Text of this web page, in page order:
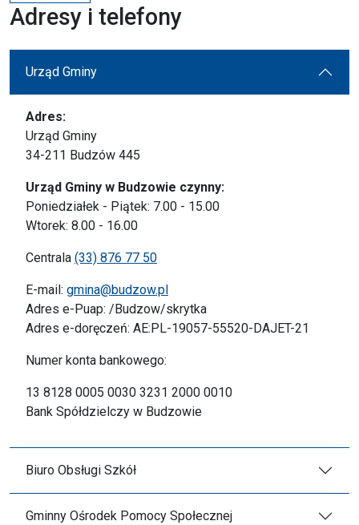
Adresy i telefony
Urząd Gminy
Adres:
Urząd Gminy
34-211 Budzów 445
Urząd Gminy w Budzowie czynny:
Poniedziałek - Piątek: 7.00 - 15.00
Wtorek: 8.00 - 16.00
Centrala (33) 876 77 50
E-mail: gmina@budzow.pl
Adres e-Puap: /Budzow/skrytka
Adres e-doręczeń: AE:PL-19057-55520-DAJET-21
Numer konta bankowego:
13 8128 0005 0030 3231 2000 0010
Bank Spółdzielczy w Budzowie
Biuro Obsługi Szkół
Gminny Ośrodek Pomocy Społecznej